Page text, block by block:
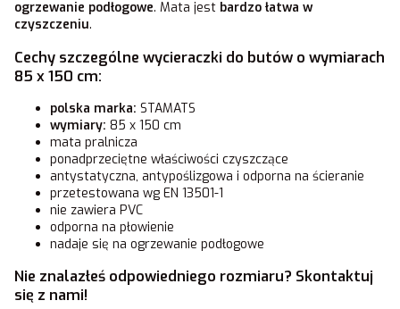
ogrzewanie podłogowe. Mata jest bardzo łatwa w
czyszczeniu.
Cechy szczególne wycieraczki do butów o wymiarach
85 x 150 cm:
polska marka: STAMATS
wymiary: 85 x 150 cm
mata pralnicza
ponadprzeciętne właściwości czyszczące
antystatyczna, antypoślizgowa i odporna na ścieranie
przetestowana wg EN 13501-1
nie zawiera PVC
odporna na płowienie
nadaje się na ogrzewanie podłogowe
Nie znalazłeś odpowiedniego rozmiaru? Skontaktuj
się z nami!